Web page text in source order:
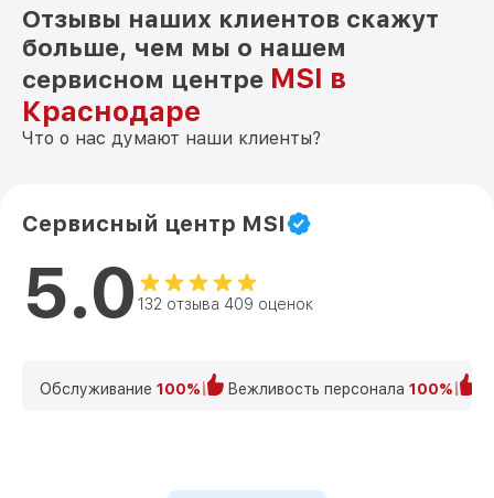
Отзывы наших клиентов скажут
больше, чем мы о нашем
сервисном центре MSI в
Краснодаре
Что о нас думают наши клиенты?
Сервисный центр MSI
5.0 132 отзыва 409 оценок
Обслуживание 100% Вежливость персонала 100%